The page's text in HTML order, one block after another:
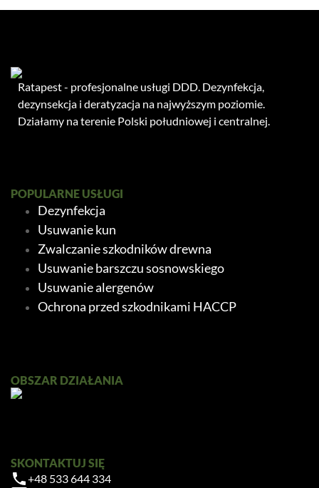
Ratapest - profesjonalne usługi DDD. Dezynfekcja,
dezynsekcja i deratyzacja na najwyższym poziomie.
Działamy na terenie Polski południowej i centralnej.
OBSZAR DZIAŁANIA
POPULARNE USŁUGI
Dezynfekcja
Usuwanie kun
Zwalczanie szkodników drewna
Usuwanie barszczu sosnowskiego
Usuwanie alergenów
Ochrona przed szkodnikami HACCP
SKONTAKTUJ SIĘ
+48 533 644 334